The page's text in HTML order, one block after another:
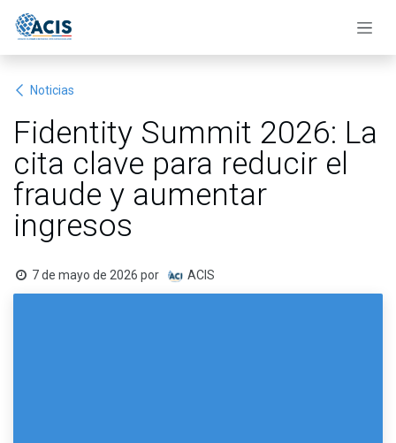
Noticias
Fidentity Summit 2026: La
cita clave para reducir el
fraude y aumentar
ingresos
7 de mayo de 2026 por ACIS